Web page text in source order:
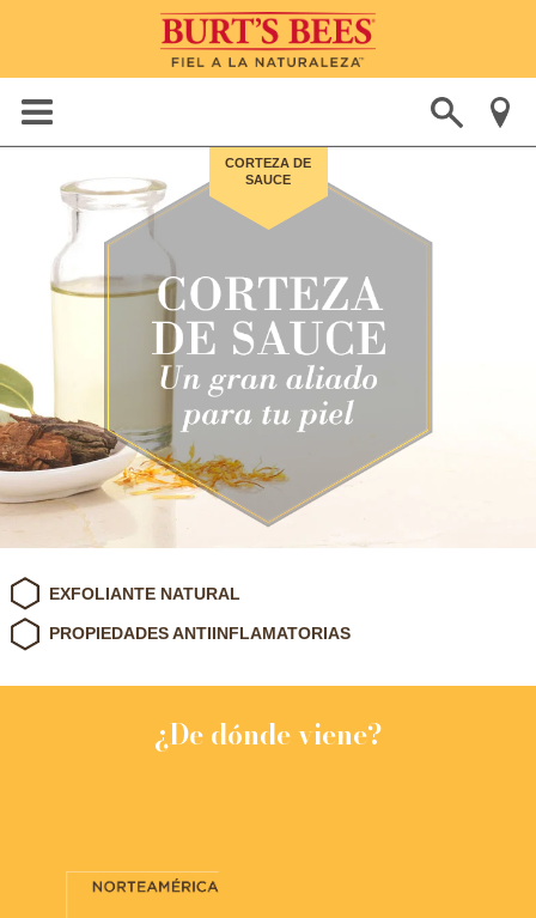
CORTEZA DE
SAUCE
EXFOLIANTE NATURAL
PROPIEDADES ANTIINFLAMATORIAS
¿De dónde viene?